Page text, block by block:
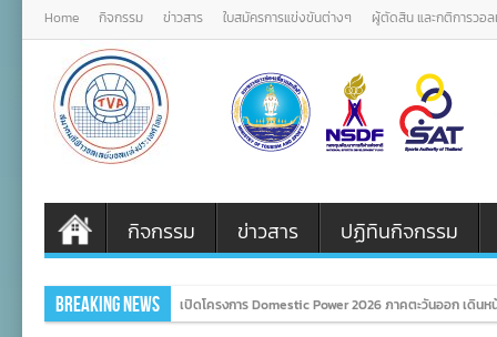
Home กิจกรรม ข่าวสาร ใบสมัครการแข่งขันต่างๆ ผู้ตัดสิน และกติการวอ
กิจกรรม ข่าวสาร ปฏิทินกิจกรรม
Breaking News เปิดโครงการ Domestic Power 2026 ภาคตะวันออก เดิ